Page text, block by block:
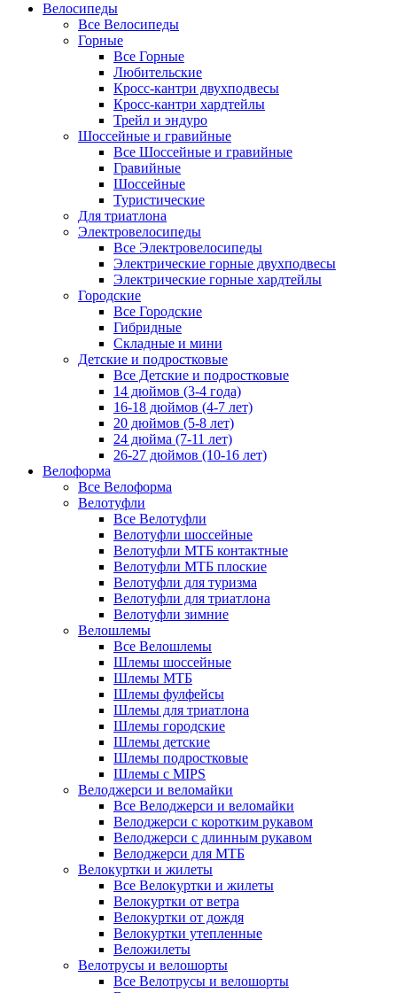
Велосипеды
Все Велосипеды
Горные
Все Горные
Любительские
Кросс-кантри двухподвесы
Кросс-кантри хардтейлы
Трейл и эндуро
Шоссейные и гравийные
Все Шоссейные и гравийные
Гравийные
Шоссейные
Туристические
Для триатлона
Электровелосипеды
Все Электровелосипеды
Электрические горные двухподвесы
Электрические горные хардтейлы
Городские
Все Городские
Гибридные
Складные и мини
Детские и подростковые
Все Детские и подростковые
14 дюймов (3-4 года)
16-18 дюймов (4-7 лет)
20 дюймов (5-8 лет)
24 дюйма (7-11 лет)
26-27 дюймов (10-16 лет)
Велоформа
Все Велоформа
Велотуфли
Все Велотуфли
Велотуфли шоссейные
Велотуфли МТБ контактные
Велотуфли МТБ плоские
Велотуфли для туризма
Велотуфли для триатлона
Велотуфли зимние
Велошлемы
Все Велошлемы
Шлемы шоссейные
Шлемы МТБ
Шлемы фулфейсы
Шлемы для триатлона
Шлемы городские
Шлемы детские
Шлемы подростковые
Шлемы с MIPS
Велоджерси и веломайки
Все Велоджерси и веломайки
Велоджерси с коротким рукавом
Велоджерси с длинным рукавом
Велоджерси для МТБ
Велокуртки и жилеты
Все Велокуртки и жилеты
Велокуртки от ветра
Велокуртки от дождя
Велокуртки утепленные
Веложилеты
Велотрусы и велошорты
Все Велотрусы и велошорты